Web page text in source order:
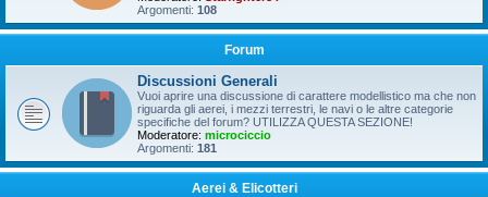
Argomenti: 108
Forum
Discussioni Generali
Vuoi aprire una discussione di carattere modellistico ma che non
riguarda gli aerei, i mezzi terrestri, le navi o le altre categorie
specifiche del forum? UTILIZZA QUESTA SEZIONE!
Moderatore: microciccio
Argomenti: 181
Aerei & Elicotteri